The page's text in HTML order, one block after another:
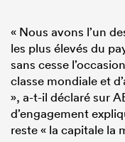
« Nous avons l’un
les plus élevés du
sans cesse
classe mondiale et
», a-t-il déclaré sur
d’engagement
reste « la capitale la